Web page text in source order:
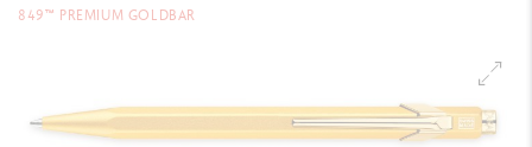
849™ PREMIUM GOLDBAR